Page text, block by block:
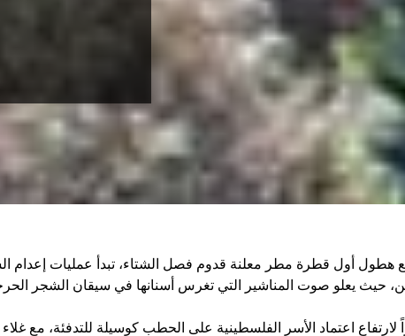
أول قطرة مطر معلنة قدوم فصل الشتاء، تبدأ عمليات إعدام
حيث يعلو صوت المناشير التي تغرس أسنانها في سيقان الشجر
لارتفاع اعتماد الأسر الفلسطينية على الحطب كوسيلة للتدفئة، مع